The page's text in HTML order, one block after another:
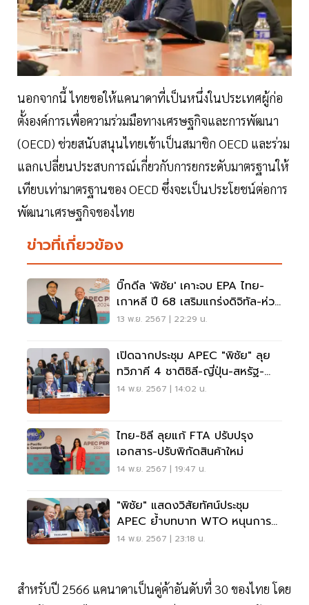
นอกจากนี้ ไทยขอให้แคนาดาที่เป็นหนึ่งในประเทศผู้ก่อ
ตั้งองค์การเพื่อความร่วมมือทางเศรษฐกิจและการพัฒนา
(OECD) ช่วยสนับสนุนไทยเข้าเป็นสมาชิก OECD และร่วม
แลกเปลี่ยนประสบการณ์เกี่ยวกับการยกระดับมาตรฐานให้
เทียบเท่ามาตรฐานของ OECD ซึ่งจะเป็นประโยชน์ต่อการ
พัฒนาเศรษฐกิจของไทย
ข่าวที่เกี่ยวข้อง
บิ๊กดีล 'พิชัย' เคาะจบ EPA ไทย-
เกาหลี ปี 68 เสริมแกร่งดิจิทัล-ห่วง
โซ่ผลิต
13 พ.ย. 2567 | 22:29 น.
เปิดฉากประชุม APEC "พิชัย" ลุย
ทวิภาคี 4 ชาติชิลี-ญี่ปุ่น-สหรัฐ-
ออสเตรเลีย
14 พ.ย. 2567 | 14:02 น.
ไทย-ชิลี ลุยแก้ FTA ปรับปรุง
เอกสาร-ปรับพิกัดสินค้าใหม่
14 พ.ย. 2567 | 19:47 น.
"พิชัย" แสดงวิสัยทัศน์ประชุม
APEC ย้ำบทบาท WTO หนุนการ
ค้าพหุภาคี-พัฒนา FTAAP
14 พ.ย. 2567 | 23:18 น.
สำหรับปี 2566 แคนาดาเป็นคู่ค้าอันดับที่ 30 ของไทย โดย